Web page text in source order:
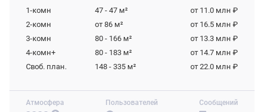
Атмосфера Пользователей Сообщений
1-комн 47 - 47 м²
от 11.0 млн ₽
2-комн
от 86 м²
от 16.5 млн ₽
3-комн
80 - 166 м²
от 13.3 млн ₽
4-комн+
80 - 183 м²
от 14.7 млн ₽
Своб. план.
148 - 335 м² от 22.0 млн ₽